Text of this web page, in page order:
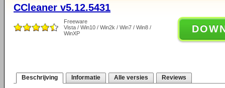
CCleaner v5.12.5431
Freeware
Vista / Win10 / Win2k / Win7 / Win8 /
WinXP
Beschrijving Informatie Alle versies Reviews